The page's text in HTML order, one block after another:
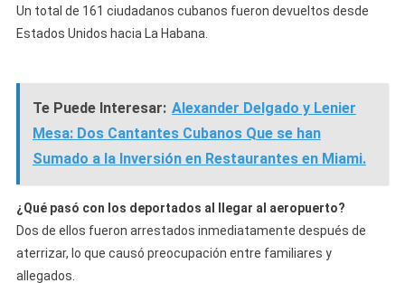
Un total de 161 ciudadanos cubanos fueron devueltos desde
Estados Unidos hacia La Habana.
Te Puede Interesar: Alexander Delgado y Lenier
Mesa: Dos Cantantes Cubanos Que se han
Sumado a la Inversión en Restaurantes en Miami.
¿Qué pasó con los deportados al llegar al aeropuerto?
Dos de ellos fueron arrestados inmediatamente después de
aterrizar, lo que causó preocupación entre familiares y
allegados.